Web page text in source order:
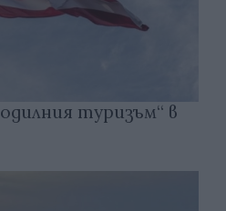
туризъм“ в